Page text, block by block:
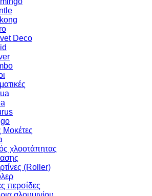
Deco
Μοκέτες
χλοοτάπητας
(Roller)
περσίδες